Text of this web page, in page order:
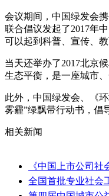
会议期间，中国绿发会
联合倡议发起了2017年
可以起到科普、宣传、
当天还举办了2017北京
生态平衡，是一座城市
此外，中国绿发会、《
雾霾”绿飘带行动书，倡
相关新闻
《中国上市公司
全国首批专业社会